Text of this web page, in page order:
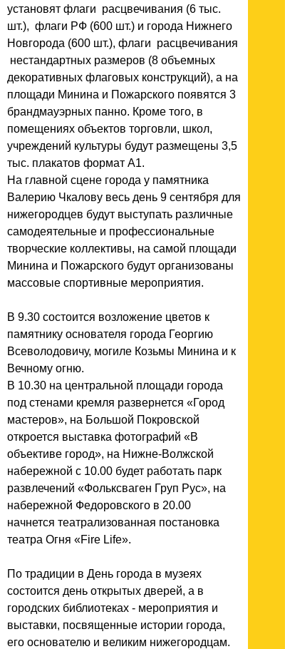
установят флаги расцвечивания (6 тыс.
шт.), флаги РФ (600 шт.) и города Нижнего
Новгорода (600 шт.), флаги расцвечивания
нестандартных размеров (8 объемных
декоративных флаговых конструкций), а на
площади Минина и Пожарского появятся 3
брандмауэрных панно. Кроме того, в
помещениях объектов торговли, школ,
учреждений культуры будут размещены 3,5
тыс. плакатов формат А1.
На главной сцене города у памятника
Валерию Чкалову весь день 9 сентября для
нижегородцев будут выступать различные
самодеятельные и профессиональные
творческие коллективы, на самой площади
Минина и Пожарского будут организованы
массовые спортивные мероприятия.
В 9.30 состоится возложение цветов к
памятнику основателя города Георгию
Всеволодовичу, могиле Козьмы Минина и к
Вечному огню.
В 10.30 на центральной площади города
под стенами кремля развернется «Город
мастеров», на Большой Покровской
откроется выставка фотографий «В
объективе город», на Нижне-Волжской
набережной с 10.00 будет работать парк
развлечений «Фольксваген Груп Рус», на
набережной Федоровского в 20.00
начнется театрализованная постановка
театра Огня «Fire Life».
По традиции в День города в музеях
состоится день открытых дверей, а в
городских библиотеках - мероприятия и
выставки, посвященные истории города,
его основателю и великим нижегородцам.